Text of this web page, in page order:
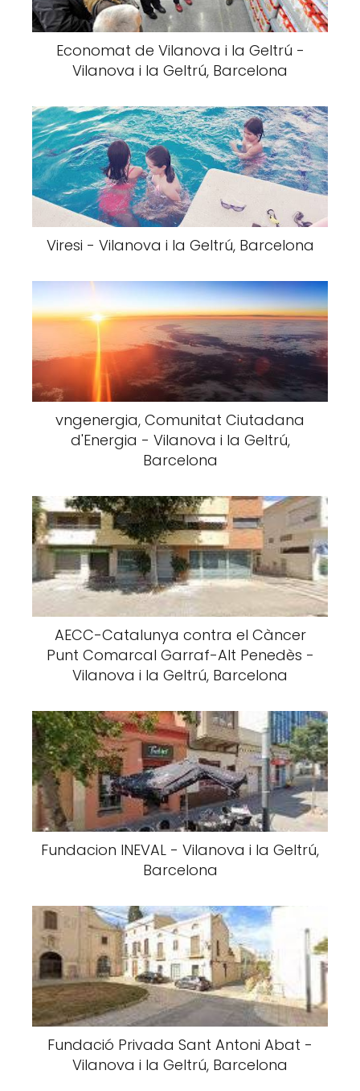
Economat de Vilanova i la Geltrú -
Vilanova i la Geltrú, Barcelona
Viresi - Vilanova i la Geltrú, Barcelona
vngenergia, Comunitat Ciutadana
d'Energia - Vilanova i la Geltrú,
Barcelona
AECC-Catalunya contra el Càncer
Punt Comarcal Garraf-Alt Penedès -
Vilanova i la Geltrú, Barcelona
Fundacion INEVAL - Vilanova i la Geltrú,
Barcelona
Fundació Privada Sant Antoni Abat -
Vilanova i la Geltrú, Barcelona